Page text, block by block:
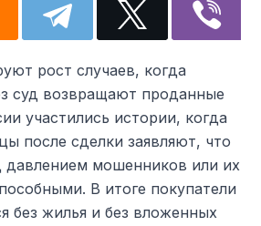
рост случаев, когда
суд возвращают проданные
участились истории, когда
после сделки заявляют, что
давлением мошенников или их
В итоге покупатели
без жилья и без вложенных